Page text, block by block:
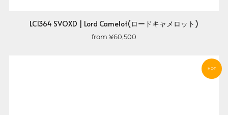
LC1364 SVOXD | Lord Camelot(ロードキャメロット)
from ¥60,500
HOT